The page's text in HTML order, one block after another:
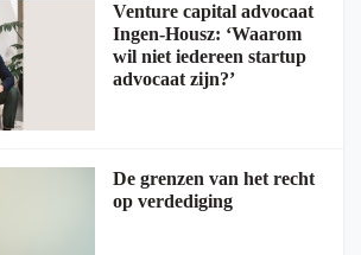
Venture capital advocaat
Ingen-Housz: ‘Waarom
wil niet iedereen startup
advocaat zijn?’
De grenzen van het recht
op verdediging